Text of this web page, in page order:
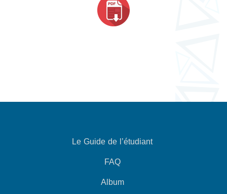
Le Guide de l’étudiant
FAQ
Album